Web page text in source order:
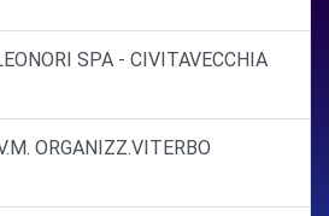
SPA - CIVITAVECCHIA
ORGANIZZ.VITERBO